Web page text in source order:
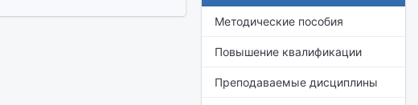
Методические пособия
Повышение квалификации
Преподаваемые дисциплины